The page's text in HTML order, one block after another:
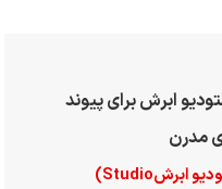
ابرش برای پیوند
مدرن
ابرش(Studio